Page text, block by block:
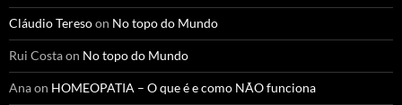
Cláudio Teresoon No topo do Mundo
Rui Costaon No topo do Mundo
Anaon HOMEOPATIA – O que é e como NÃO funciona